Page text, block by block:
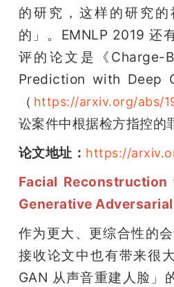
的研究，这样的研究
的」。EMNLP 2019 还
评的论文是《Charge-
Prediction with Deep
（ https://arxiv.org/abs/
讼案件中根据检方指控的
论文地址： https://
Facial
Generative
作为更大、更综合性的
接收论文中也有带来很
GAN 从声音重建人脸」